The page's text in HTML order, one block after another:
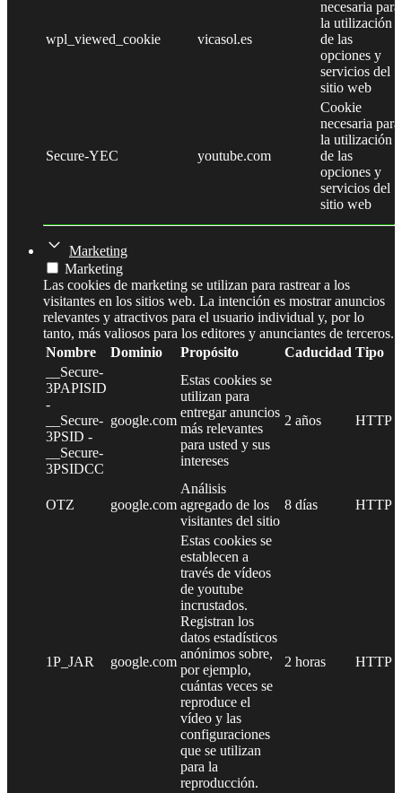
wpl_viewed_cookie vicasol.es
necesaria para
la utilización
de las
opciones y
servicios del
sitio web
Secure-YEC youtube.com
Cookie
necesaria para
la utilización
de las
opciones y
servicios del
sitio web
Marketing
Marketing
Las cookies de marketing se utilizan para rastrear a los
visitantes en los sitios web. La intención es mostrar anuncios
relevantes y atractivos para el usuario individual y, por lo
tanto, más valiosos para los editores y anunciantes de terceros.
Nombre
Dominio Propósito Caducidad Tipo
__Secure-
3PAPISID
-
__Secure-
3PSID -
__Secure-
3PSIDCC
google.com
Estas cookies se
utilizan para
entregar anuncios
más relevantes
para usted y sus
intereses
2 años HTTP
OTZ google.com
Análisis
agregado de los
visitantes del sitio
8 días HTTP
1P_JAR google.com
Estas cookies se
establecen a
través de vídeos
de youtube
incrustados.
Registran los
datos estadísticos
anónimos sobre,
por ejemplo,
cuántas veces se
reproduce el
vídeo y las
configuraciones
que se utilizan
para la
reproducción.
2 horas HTTP